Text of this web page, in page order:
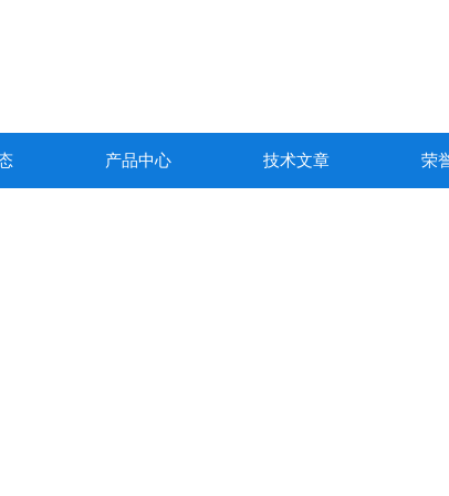
产品中心 技术文章 荣